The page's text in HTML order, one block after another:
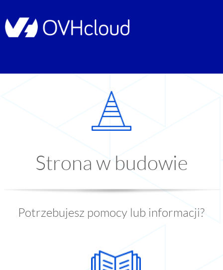
Strona w budowie
Potrzebujesz pomocy lub informacji?